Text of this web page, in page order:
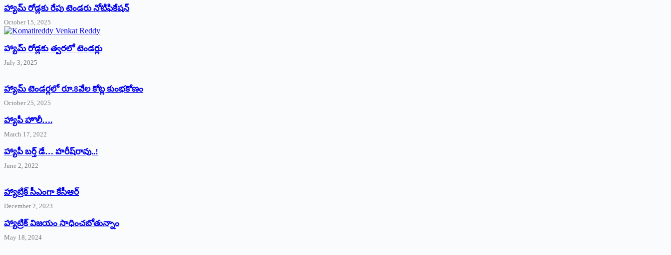
హ్యామ్‌ రోడ్లకు రేపు టెండరు నోటిఫికేషన్‌
October 15, 2025
హ్యామ్‌ రోడ్లకు త్వరలో టెండర్లు
July 3, 2025
హ్యామ్‌ ‌టెండర్లలో రూ.8వేల కోట్ల కుంభకోణం
October 25, 2025
హ్యాపీ హొలీ….
March 17, 2022
హ్యాపీ బర్త్ ‌డే… హరీష్‌రావు..!
June 2, 2022
హ్యాట్రిక్‌ ‌సీఎంగా కేసీఆర్‌
December 2, 2023
హ్యాట్రిక్‌ విజయం సాధించబోతున్నాం
May 18, 2024